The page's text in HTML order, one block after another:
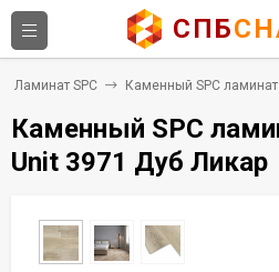
СПБ
Ламинат SPC Каменный SPC
Каменный SPC
Unit 3971 Дуб Ликар